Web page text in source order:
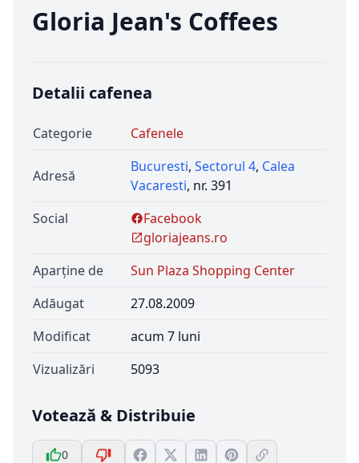
Gloria Jean's Coffees
Detalii cafenea
Categorie Cafenele
Adresă
Bucuresti, Sectorul 4, Calea
Vacaresti, nr. 391
Social
Facebook
gloriajeans.ro
Aparține de
Sun Plaza Shopping Center
Adăugat
27.08.2009
Modificat
acum 7 luni
Vizualizări
5093
Votează & Distribuie
0